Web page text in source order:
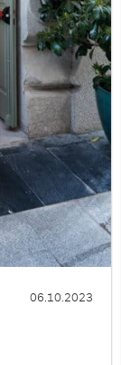
06.10.2023